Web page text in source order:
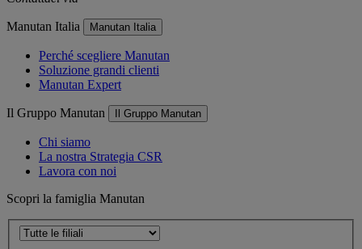
Manutan Italia Manutan Italia
Perché scegliere Manutan
Soluzione grandi clienti
Manutan Expert
Il Gruppo Manutan Il Gruppo Manutan
Chi siamo
La nostra Strategia CSR
Lavora con noi
Scopri la famiglia Manutan